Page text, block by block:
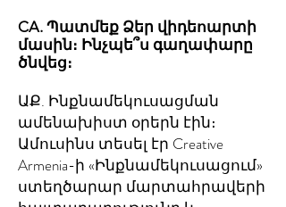
CA. Պատմեք Ձեր վիդեոարտի
մասին։ Ինչպե՞ս գաղափարը
ծնվեց։
ԱՔ. Ինքնամեկուսացման
ամենախիստ օրերն էին։
Ամուսինս տեսել էր Creative
Armenia-ի «Ինքնամեկուսացում»
ստեղծարար մարտահրավերի